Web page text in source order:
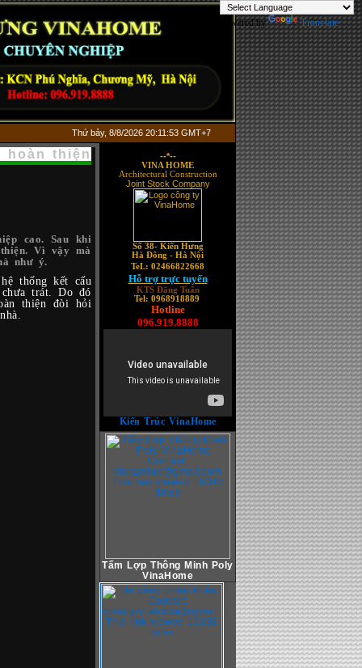
Powered by Translate
Thứ bảy, 8/8/2026 20:11:54 GMT+7
hoàn thiện
cao. Sau khi
Vì vậy mà
như ý.
thống kết cấu
trát. Do đó
thiện đòi hỏi
--*--
VINA HOME
Architectural Construction
Joint Stock Company
Số 38- Kiến Hưng
Hà Đông - Hà Nội
TeL: 02466822668
Hỗ trợ trực tuyến
KTS Đăng Tuấn
Tel: 0968918889
Hotline
096.919.8888
Kiến Trúc VinaHome
Tấm Lợp Thông Minh Poly
VinaHome